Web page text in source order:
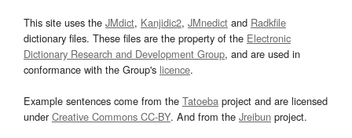
This site uses the JMdict, Kanjidic2, JMnedict and Radkfile
dictionary files. These files are the property of the Electronic
Dictionary Research and Development Group, and are used in
conformance with the Group's licence.
Example sentences come from the Tatoeba project and are licensed
underCreative Commons CC-BY. And from the Jreibun project.